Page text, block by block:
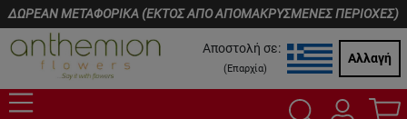
ΔΩΡΕΑΝ ΜΕΤΑΦΟΡΙΚΑ (ΕΚΤΟΣ ΑΠΟ ΑΠΟΜΑΚΡΥΣΜΕΝΕΣ ΠΕΡΙΟΧΕΣ)
Αποστολή σε:
( Επαρχία)
Αλλαγή